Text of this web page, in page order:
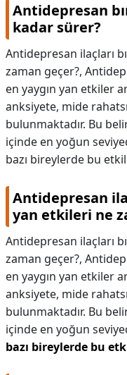
Antidepresan
kadar sürer?
Antidepresan ilaçları
zaman geçer?,
en yaygın yan etkiler
anksiyete, mide
bulunmaktadır. Bu
içinde en yoğun
bazı bireylerde bu
Antidepresan
yan etkileri ne
Antidepresan ilaçları
zaman geçer?,
en yaygın yan etkiler
anksiyete, mide
bulunmaktadır. Bu
içinde en yoğun
bazı bireylerde bu